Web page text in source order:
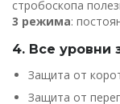
стробоскопа
3 режима:
4. Все уровни
Защита от
Защита от